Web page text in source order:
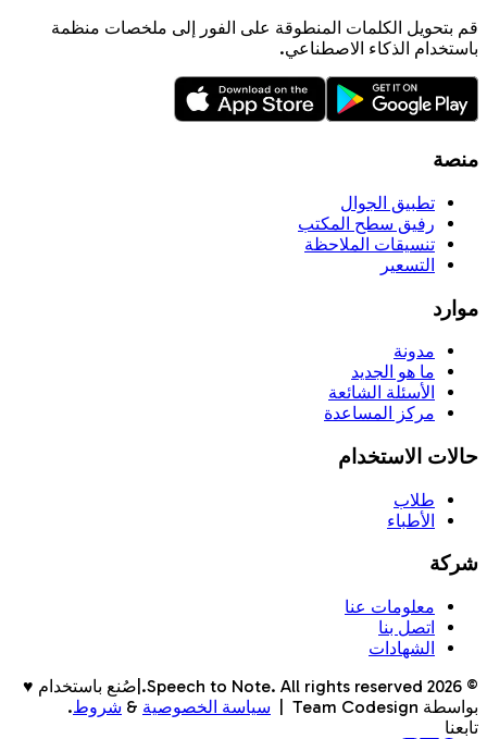
قم بتحويل الكلمات المنطوقة على الفور إلى ملخصات منظمة
باستخدام الذكاء الاصطناعي.
منصة
تطبيق الجوال
رفيق سطح المكتب
تنسيقات الملاحظة
التسعير
موارد
مدونة
ما هو الجديد
الأسئلة الشائعة
مركز المساعدة
حالات الاستخدام
طلاب
الأطباء
شركة
معلومات عنا
اتصل بنا
الشهادات
©
2026
صُنع باستخدام ♥
بواسطة Team Codesign
سياسة الخصوصية & شروط.
تابعنا